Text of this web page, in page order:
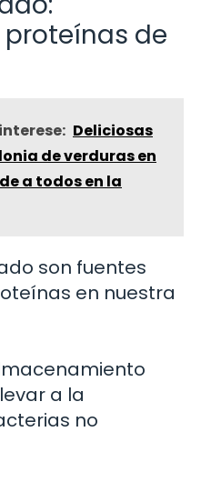
de
Deliciosas
de verduras en
a todos en la
son fuentes
en nuestra
a la
no